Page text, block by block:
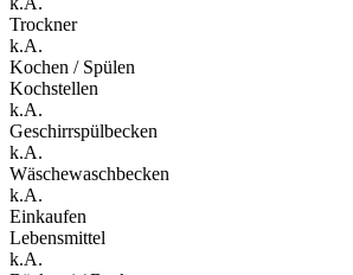
Trockner
k.A.
Kochen / Spülen
Kochstellen
k.A.
Geschirrspülbecken
k.A.
Wäschewaschbecken
k.A.
Einkaufen
Lebensmittel
k.A.